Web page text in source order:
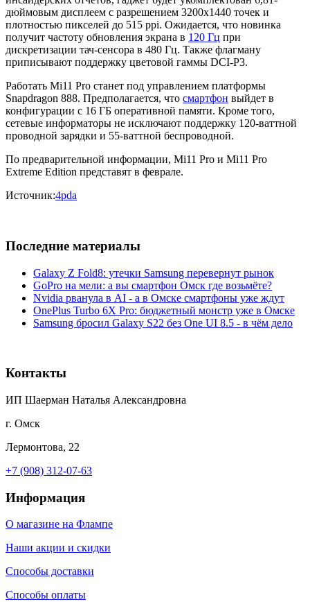
дюймовым дисплеем с разрешением 3200х1440 точек и
плотностью пикселей до 515 ppi. Ожидается, что новинка
получит частоту обновления экрана в 120 Гц при
дискретизации тач-сенсора в 480 Гц. Также флагману
приписывают поддержку цветовой гаммы DCI-P3.
Работать Mi11 Pro станет под управлением платформы
Snapdragon 888. Предполагается, что смартфон выйдет в
конфигурации с 16 ГБ оперативной памяти. Кроме того,
сетевые информаторы не исключают поддержку 120-ваттной
проводной зарядки и 55-ваттной беспроводной.
По предварительной информации, Mi11 Pro и Mi11 Pro
Extreme Edition представят в феврале.
Источник:4pda
Последние материалы
Galaxy Z Fold8: утечки Samsung перевернут рынок
GoPro на мели: а вы смартфон Омск где возьмёте?
Nvidia рванула в AI - а в Омске смартфоны уже ждут
OnePlus Turbo 6X Pro: бюджетный монстр уже в Омске
Samsung бросил Galaxy S22 без One UI 8.5 - в чём дело
Контакты
ИП Шаерман Наталья Александровна
г. Омск
Лермонтова, 22
+7 (908) 312-07-63
Информация
О магазине на Флампе
Наши акции и скидки
Способы доставки
Способы оплаты